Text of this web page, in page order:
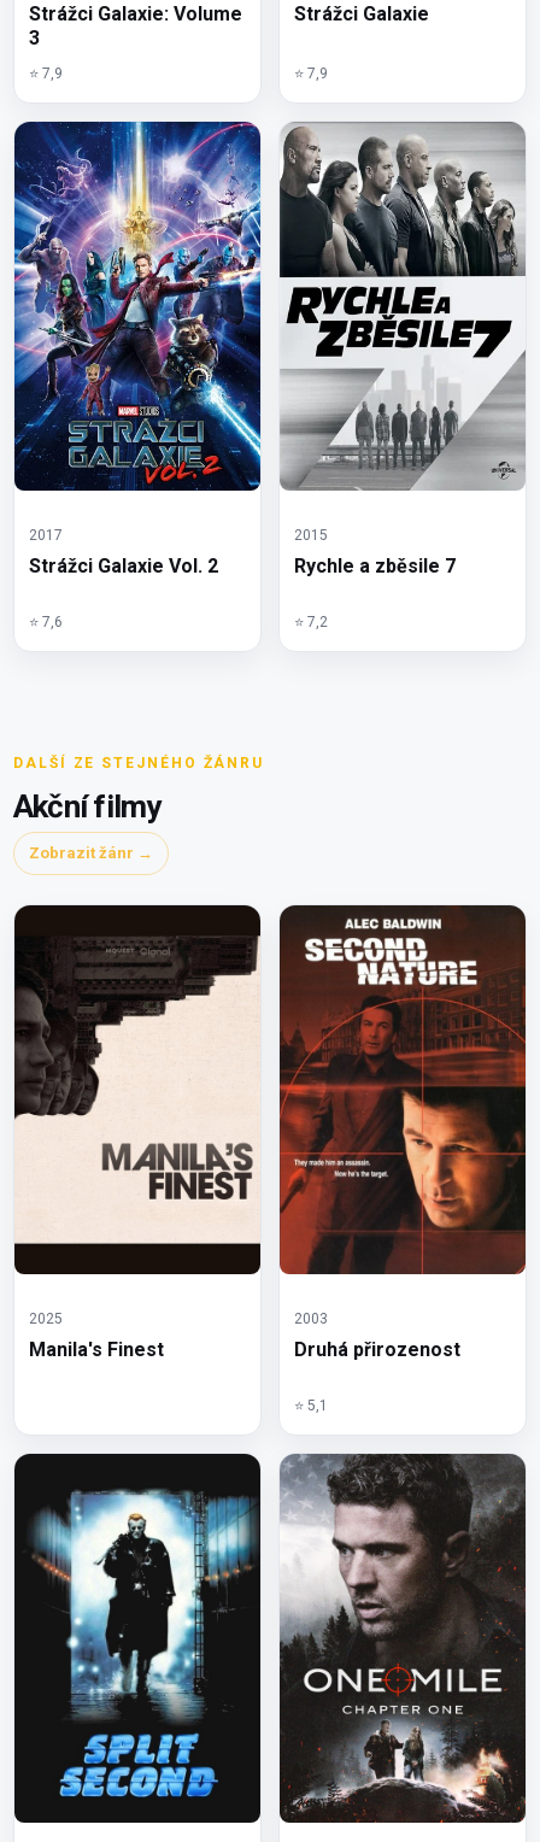
Strážci Galaxie: Volume
3
⭐ 7,9
Strážci Galaxie
⭐ 7,9
2017
Strážci Galaxie Vol. 2
⭐ 7,6
2015
Rychle a zběsile 7
⭐ 7,2
DALŠÍ ZE STEJNÉHO ŽÁNRU
Akční filmy
Zobrazit žánr →
2025
Manila's Finest
2003
Druhá přirozenost
⭐ 5,1